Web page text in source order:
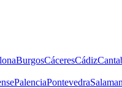
BurgosCáceresCádiz
PalenciaPontevedra